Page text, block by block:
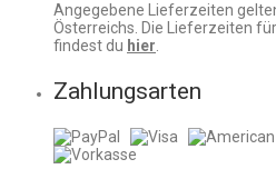
Angegebene Lieferzeiten
Österreichs. Die Lieferzeiten
findest du hier
Zahlungsarten